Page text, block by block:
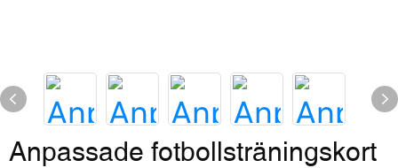
Anpassade fotbollsträningskort